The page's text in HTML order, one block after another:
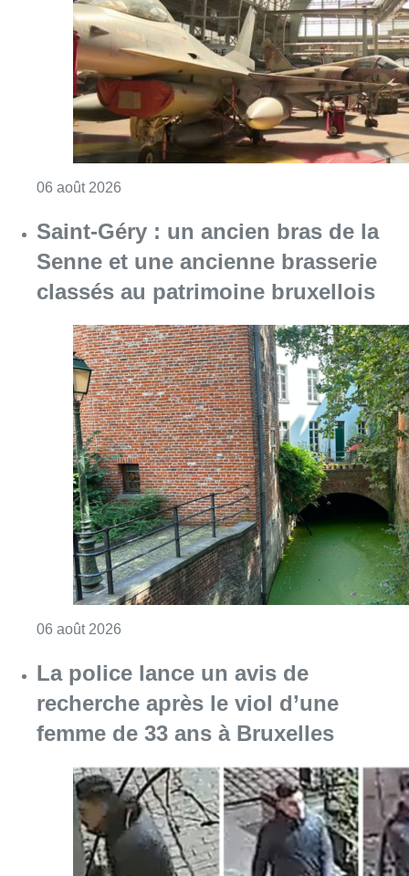
06 août 2026
Saint-Géry : un ancien bras de la
Senne et une ancienne brasserie
classés au patrimoine bruxellois
06 août 2026
La police lance un avis de
recherche après le viol d’une
femme de 33 ans à Bruxelles